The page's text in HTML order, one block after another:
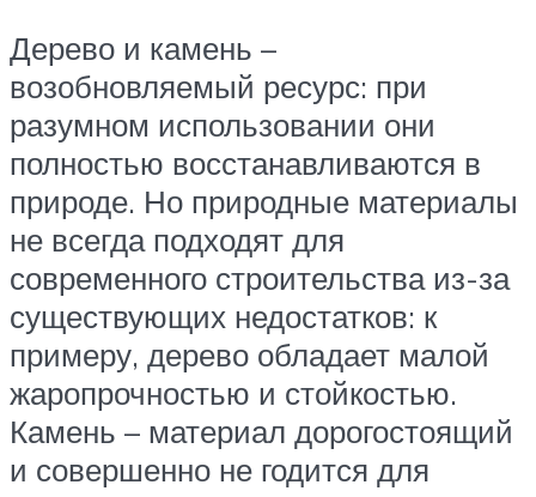
Дерево и камень –
возобновляемый ресурс: при
разумном использовании они
полностью восстанавливаются в
природе. Но природные материалы
не всегда подходят для
современного строительства из-за
существующих недостатков: к
примеру, дерево обладает малой
жаропрочностью и стойкостью.
Камень – материал дорогостоящий
и совершенно не годится для